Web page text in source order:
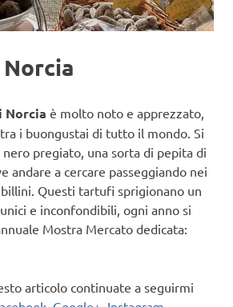
Norcia è molto noto e apprezzato,
i buongustai di tutto il mondo. Si
pregiato, una sorta di pepita di
andare a cercare passeggiando nei
Questi tartufi sprigionano un
e inconfondibili, ogni anno si
Mostra Mercato dedicata:
articolo continuate a seguirmi